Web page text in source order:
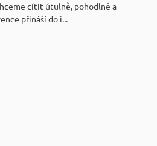
cítit útulně, pohodlně a
přináší do i...